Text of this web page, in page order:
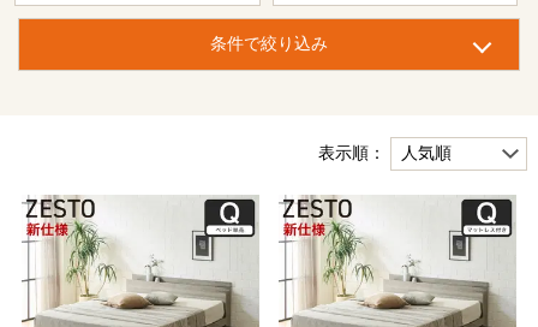
条件で絞り込み
表示順：